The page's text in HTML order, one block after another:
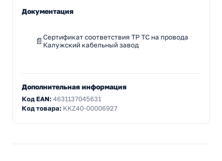
Документация
Сертификат соответствия ТР ТС на провода
Калужский кабельный завод
Дополнительная информация
Код EAN:4631137045631
Код товара: KKZ40-00006927